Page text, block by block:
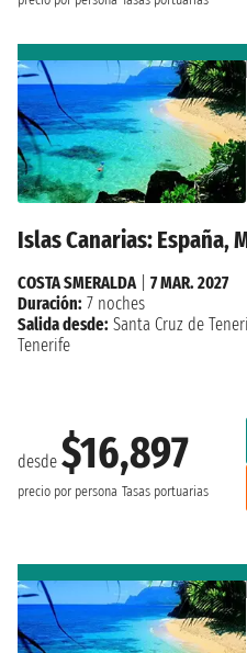
Islas Canarias: España,
desde $16,897
precio por persona Tasas portuarias
COSTA SMERALDA| 7 MAR. 2027
Duración: 7 noches
Salida desde: Santa Cruz de
Tenerife